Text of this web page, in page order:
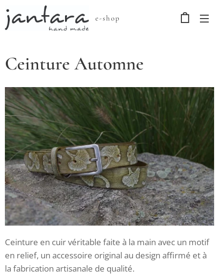
e-shop
Ceinture Automne
Ceinture en cuir véritable faite à la main avec un motif
en relief, un accessoire original au design affirmé et à
la fabrication artisanale de qualité.